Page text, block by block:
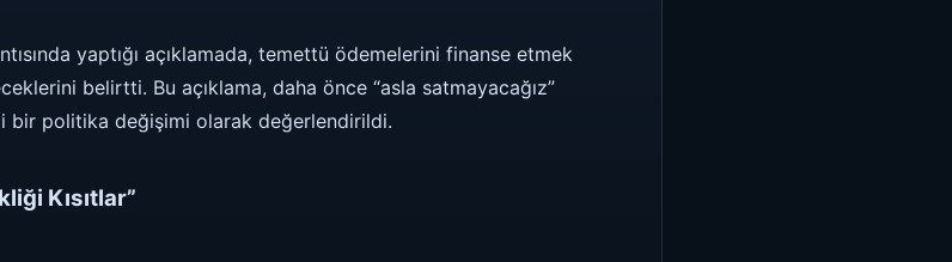
yaptığı açıklamada, temettü ödemelerini finanse etmek
belirtti. Bu açıklama, daha önce “asla satmayacağız”
bir politika değişimi olarak değerlendirildi.
Kısıtlar”